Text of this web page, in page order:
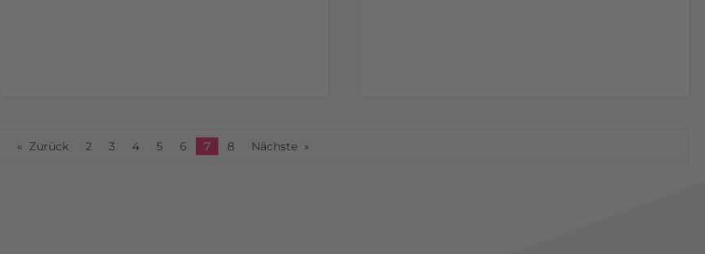
Zurück 2 3 4 5 6 Du bist auf Seite
7 8 Nächste